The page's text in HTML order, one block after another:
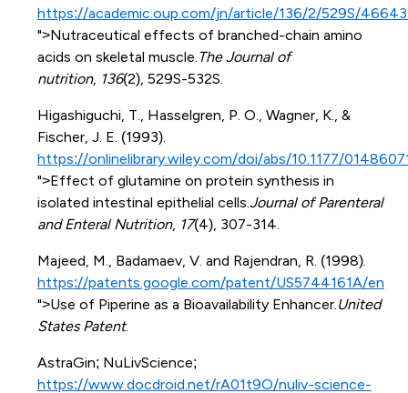
https://academic.oup.com/jn/article/136/2/529S/
">Nutraceutical effects of branched-chain amino
acids on skeletal muscle. The Journal of
nutrition, 136(2), 529S-532S.
Higashiguchi, T., Hasselgren, P. O., Wagner, K., &
Fischer, J. E. (1993).
https://onlinelibrary.wiley.com/doi/abs/10.1177/
">Effect of glutamine on protein synthesis in
isolated intestinal epithelial cells. Journal of Parenteral
and Enteral Nutrition, 17(4), 307-314.
Majeed, M., Badamaev, V. and Rajendran, R. (1998).
https://patents.google.com/patent/US5744161A/en
">Use of Piperine as a Bioavailability Enhancer. United
States Patent.
AstraGin; NuLivScience;
https://www.docdroid.net/rA01t9O/nuliv-science-